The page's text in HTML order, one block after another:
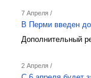
7 Апреля /
В Перми введен
Дополнительный
2 Апреля /